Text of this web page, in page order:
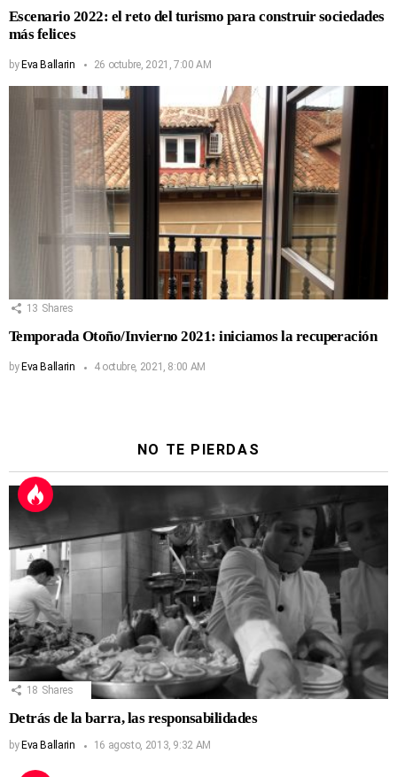
Escenario 2022: el reto del turismo para construir sociedades
más felices
byEva Ballarin 26 octubre, 2021, 7:00 AM
13 Shares
Temporada Otoño/Invierno 2021: iniciamos la recuperación
by Eva Ballarin 4 octubre, 2021, 8:00 AM
NO TE PIERDAS
18 Shares
Detrás de la barra, las responsabilidades
by Eva Ballarin 16 agosto, 2013, 9:32 AM